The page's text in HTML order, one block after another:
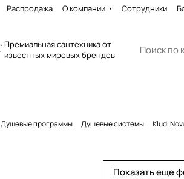
Распродажа О компании Сотрудники
Премиальная сантехника от
известных мировых брендов
Душевые программы Душевые системы Kludi
Показать еще